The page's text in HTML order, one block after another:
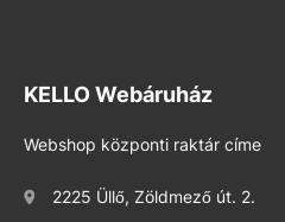
KELLO Webáruház
Webshop központi raktár címe
2225 Üllő, Zöldmező út. 2.